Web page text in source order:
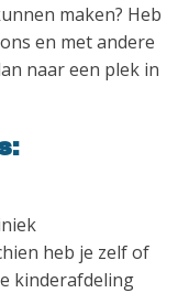
maken? Heb
en met andere
naar een plek in
heb je zelf of
kinderafdeling